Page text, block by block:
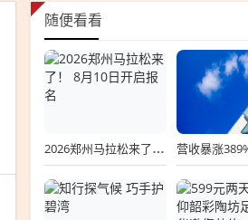
随便看看
2026郑州马拉松来了！ 8月10日开启报名